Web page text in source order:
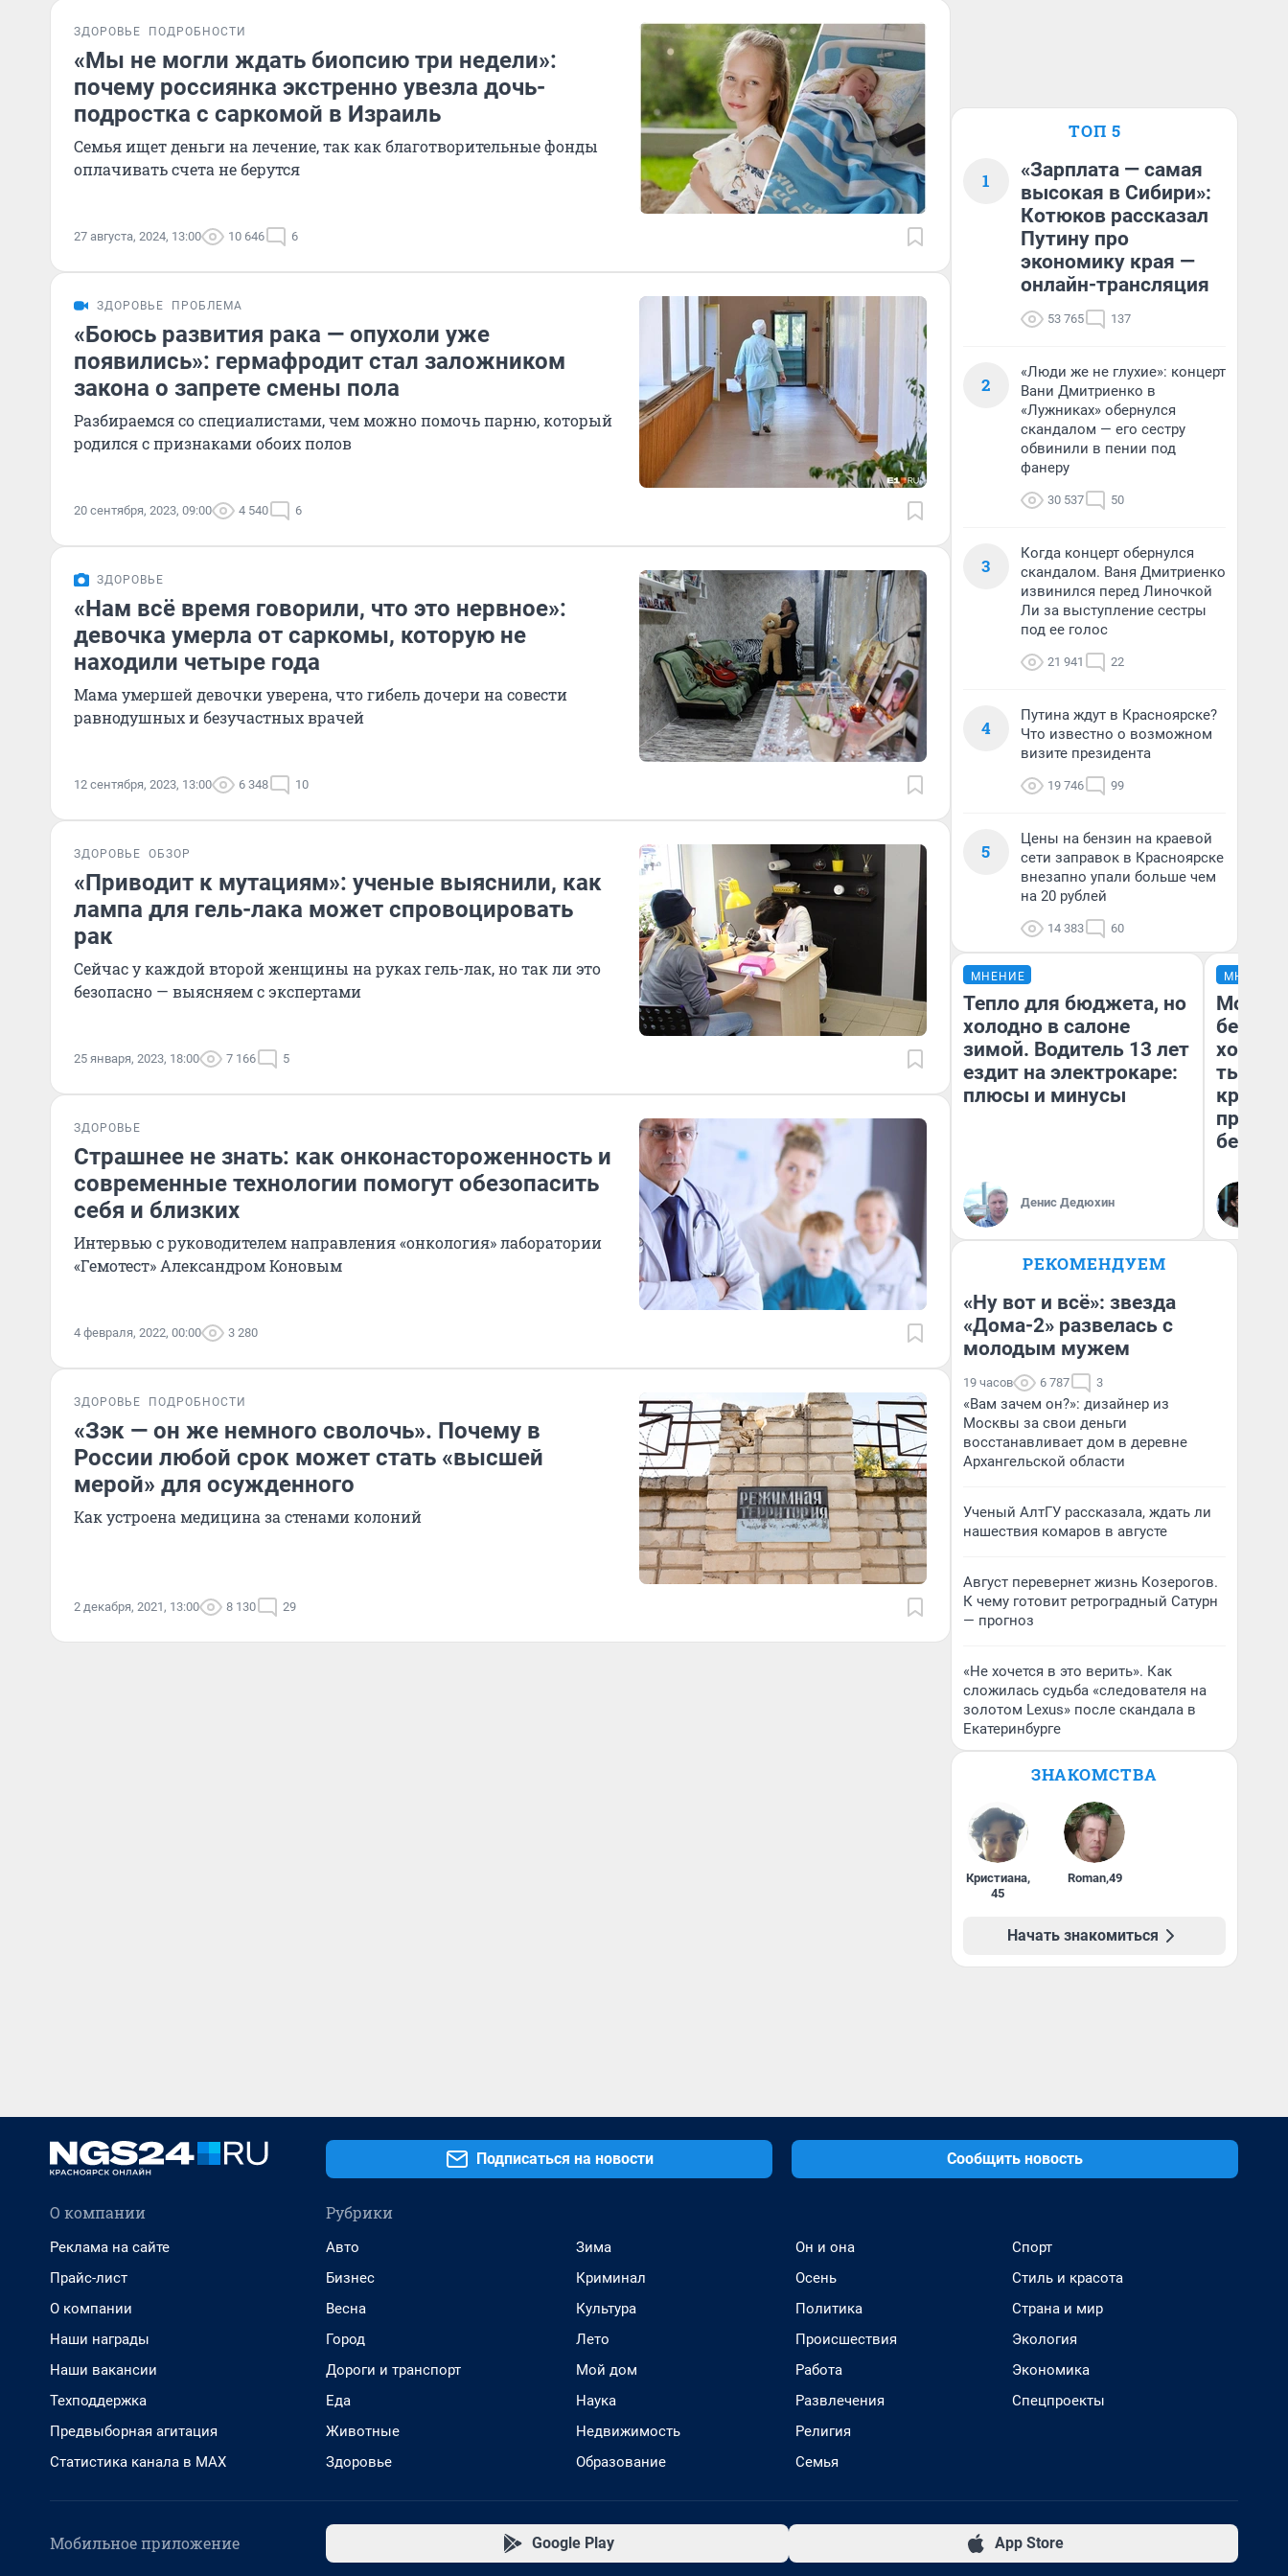
ЗДОРОВЬЕ ПОДРОБНОСТИ
«Мы не могли ждать биопсию три недели»:
почему россиянка экстренно увезла дочь-
подростка с саркомой в Израиль
Семья ищет деньги на лечение, так как благотворительные фонды
оплачивать счета не берутся
27 августа, 2024, 13:00 10 646 6
ЗДОРОВЬЕ ПРОБЛЕМА
«Боюсь развития рака — опухоли уже
появились»: гермафродит стал заложником
закона о запрете смены пола
Разбираемся со специалистами, чем можно помочь парню, который
родился с признаками обоих полов
20 сентября, 2023, 09:00 4 540 6
ЗДОРОВЬЕ
«Нам всё время говорили, что это нервное»:
девочка умерла от саркомы, которую не
находили четыре года
Мама умершей девочки уверена, что гибель дочери на совести
равнодушных и безучастных врачей
12 сентября, 2023, 13:00 6 348 10
ЗДОРОВЬЕ ОБЗОР
«Приводит к мутациям»: ученые выяснили, как
лампа для гель-лака может спровоцировать
рак
Сейчас у каждой второй женщины на руках гель-лак, но так ли это
безопасно — выясняем с экспертами
25 января, 2023, 18:00 7 166 5
ЗДОРОВЬЕ
Страшнее не знать: как онконастороженность и
современные технологии помогут обезопасить
себя и близких
Интервью с руководителем направления «онкология» лаборатории
«Гемотест» Александром Коновым
4 февраля, 2022, 00:00 3 280
ЗДОРОВЬЕ ПОДРОБНОСТИ
«Зэк — он же немного сволочь». Почему в
России любой срок может стать «высшей
мерой» для осужденного
Как устроена медицина за стенами колоний
2 декабря, 2021, 13:00 8 130 29
ТОП 5
1
«Зарплата — самая
высокая в Сибири»:
Котюков рассказал
Путину про
экономику края —
онлайн-трансляция
53 765 137
2
«Люди же не глухие»: концерт
Вани Дмитриенко в
«Лужниках» обернулся
скандалом — его сестру
обвинили в пении под
фанеру
30 537 50
3
Когда концерт обернулся
скандалом. Ваня Дмитриенко
извинился перед Линочкой
Ли за выступление сестры
под ее голос
21 941 22
4
Путина ждут в Красноярске?
Что известно о возможном
визите президента
19 746 99
5
Цены на бензин на краевой
сети заправок в Красноярске
внезапно упали больше чем
на 20 рублей
14 383 60
МНЕНИЕ
Тепло для бюджета, но
холодно в салоне
зимой. Водитель 13 лет
ездит на электрокаре:
плюсы и минусы
Денис Дедюхин
МНЕНИЕ
Мой
хотела
тысяч,
РЕКОМЕНДУЕМ
«Ну вот и всё»: звезда
«Дома-2» развелась с
молодым мужем
19 часов 6 787 3
«Вам зачем он?»: дизайнер из
Москвы за свои деньги
восстанавливает дом в деревне
Архангельской области
Ученый АлтГУ рассказала, ждать ли
нашествия комаров в августе
Август перевернет жизнь Козерогов.
К чему готовит ретроградный Сатурн
— прогноз
«Не хочется в это верить». Как
сложилась судьба «следователя на
золотом Lexus» после скандала в
Екатеринбурге
ЗНАКОМСТВА
Кристиана,
45
Roman,49
Начать знакомиться
Подписаться на новости Сообщить новость
О компании
Реклама на сайте
Прайс-лист
О компании
Наши награды
Наши вакансии
Техподдержка
Предвыборная агитация
Статистика канала в MAX
Рубрики
Авто
Бизнес
Весна
Город
Дороги и транспорт
Еда
Животные
Здоровье
Зима
Криминал
Культура
Лето
Мой дом
Наука
Недвижимость
Образование
Он и она
Осень
Политика
Происшествия
Работа
Развлечения
Религия
Семья
Спорт
Стиль и красота
Страна и мир
Экология
Экономика
Спецпроекты
Мобильное приложение Google Play App Store